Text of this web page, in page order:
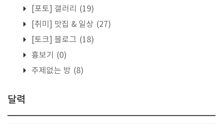
[포토] 갤러리
(19)
[취미] 맛집 & 일상 (27)
[토크] 블로그 (18)
흉보기
(0)
주제없는 방 (8)
달력